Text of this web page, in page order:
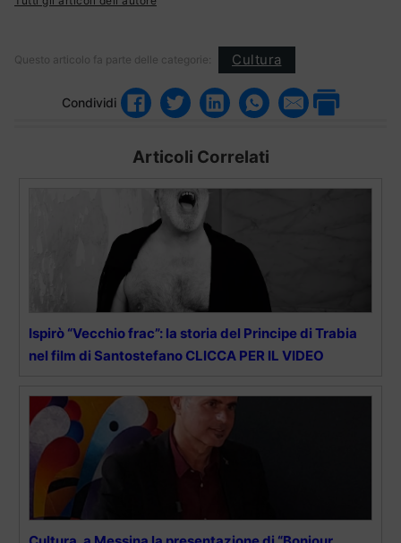
Questo articolo fa parte delle categorie: Cultura
Condividi
Articoli Correlati
Ispirò “Vecchio frac”: la storia del Principe di Trabia
nel film di Santostefano CLICCA PER IL VIDEO